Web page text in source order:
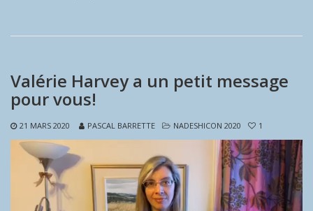
Valérie Harvey a un petit message
pour vous!
21 MARS 2020 PASCAL BARRETTE NADESHICON 2020 1